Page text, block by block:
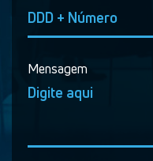
Mensagem